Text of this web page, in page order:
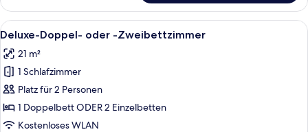
Connecting
Double
Rooms
Alle
Fotos
für
Deluxe-
Doppel-
oder
-
Ein Hotelzimmer mit Bett,
5
Deluxe-Doppel- oder -Zweibettzimmer
21 m²
1 Schlafzimmer
Platz für 2 Personen
1 Doppelbett ODER 2 Einzelbetten
Kostenloses WLAN